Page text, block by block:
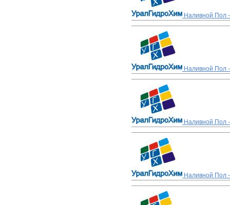
Наливной Пол
Наливной Пол
Наливной Пол
Наливной Пол